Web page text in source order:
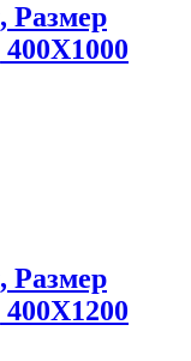
Размер
Размер